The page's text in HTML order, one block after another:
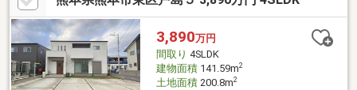
りません【購入総額の限界へ挑戦】もっと安く買えるのでは？そ
んな悩みは当社が解決します当社ではオプション費用（エアコ
ン、太陽光等）もお客様に代わり相見積もり他社様でお見積もり
を取った後でも大丈夫！一度ご相談ください！
3,890万円
間取り 4SLDK
建物面積141.59m2
土地面積200.8m2